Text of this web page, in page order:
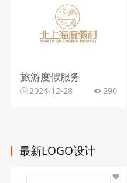
旅游度假服务
2024-12-28 290
最新LOGO设计